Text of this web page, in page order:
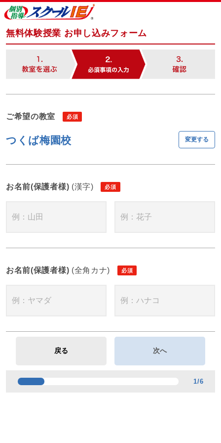
無料体験授業 お申し込みフォーム
ご希望の教室
つくば梅園校 変更する
お名前(保護者様) (漢字)
お名前(保護者様) (全角カナ)
1/6